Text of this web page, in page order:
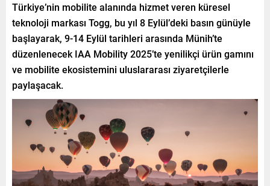
Türkiye’nin mobilite alanında hizmet veren küresel
teknoloji markası Togg, bu yıl 8 Eylül’deki basın günüyle
başlayarak, 9-14 Eylül tarihleri arasında Münih’te
düzenlenecek IAA Mobility 2025’te yenilikçi ürün gamını
ve mobilite ekosistemini uluslararası ziyaretçilerle
paylaşacak.